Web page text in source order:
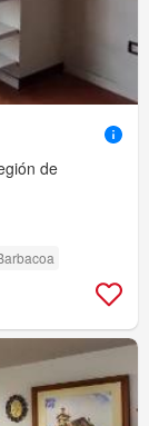
de